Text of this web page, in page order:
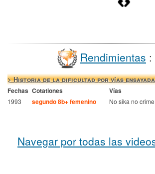
Rendimientas :
> Historia de la dificultad por vías
Fechas Cotationes Vías
1993 segundo 8b+ femenino No sika no crime
Navegar por todas las